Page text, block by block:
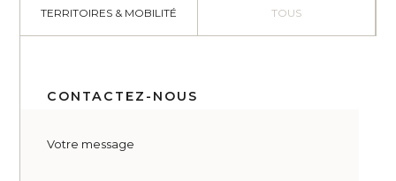
TERRITOIRES & MOBILITÉ TOUS
CONTACTEZ-NOUS